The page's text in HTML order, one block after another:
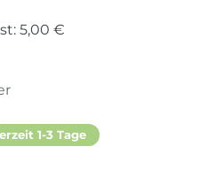
5,00 €
1-3 Tage